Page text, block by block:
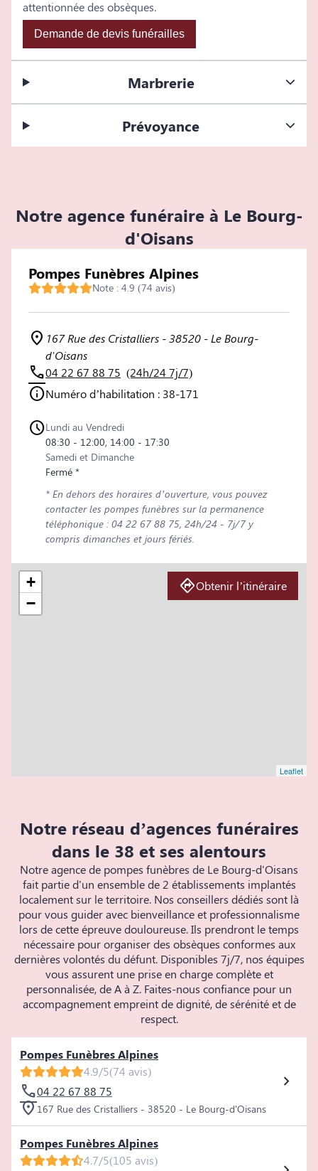
attentionnée des obsèques.
Demande de devis funérailles
Marbrerie
Prévoyance
Notre agence funéraire à Le Bourg-
d'Oisans
Pompes Funèbres Alpines
Note : 4.9 (74 avis)
167 Rue des Cristalliers - 38520 - Le Bourg-
d'Oisans
04 22 67 88 75 (24h/24 7j/7)
Numéro d’habilitation : 38-171
Lundi au Vendredi
08:30 - 12:00, 14:00 - 17:30
Samedi et Dimanche
Fermé *
* En dehors des horaires d’ouverture, vous pouvez
contacter les pompes funèbres sur la permanence
téléphonique : 04 22 67 88 75, 24h/24 - 7j/7 y
compris dimanches et jours fériés.
+
−
Leaflet
Obtenir l’itinéraire
Notre réseau d’agences funéraires
dans le 38 et ses alentours
Notre agence de pompes funèbres de Le Bourg-d'Oisans
fait partie d'un ensemble de 2 établissements implantés
localement sur le territoire. Nos conseillers dédiés sont là
pour vous guider avec bienveillance et professionnalisme
lors de cette épreuve douloureuse. Ils prendront le temps
nécessaire pour organiser des obsèques conformes aux
dernières volontés du défunt. Disponibles 7j/7, nos équipes
vous assurent une prise en charge complète et
personnalisée, de A à Z. Faites-nous confiance pour un
accompagnement empreint de dignité, de sérénité et de
respect.
Pompes Funèbres Alpines
4.9/5(74 avis)
04 22 67 88 75
167 Rue des Cristalliers - 38520 - Le Bourg-d'Oisans
Pompes Funèbres Alpines
4.7/5(105 avis)